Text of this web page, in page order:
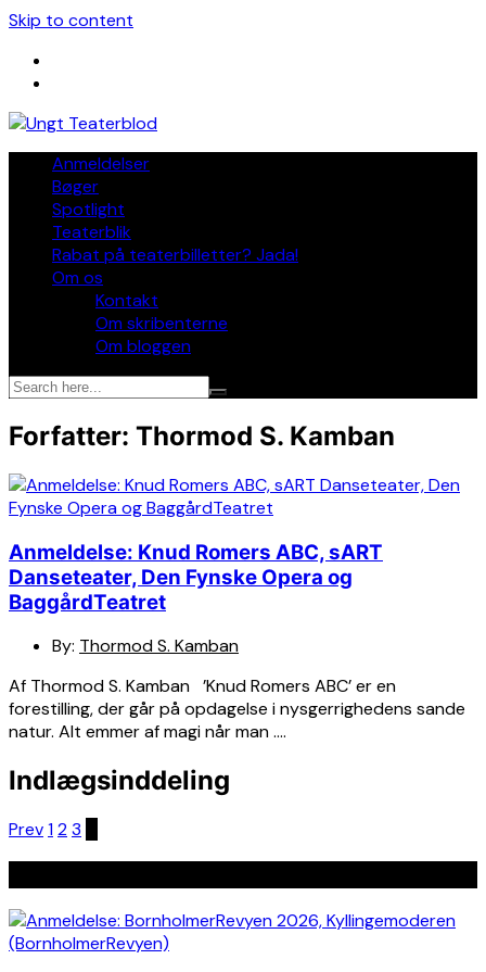
Skip to content
Anmeldelser
Bøger
Spotlight
Teaterblik
Rabat på teaterbilletter? Jada!
Om os
Kontakt
Om skribenterne
Om bloggen
Forfatter: Thormod S. Kamban
Anmeldelse: Knud Romers ABC, sART
Danseteater, Den Fynske Opera og
BaggårdTeatret
By: Thormod S. Kamban
Af Thormod S. Kamban ’Knud Romers ABC’ er en
forestilling, der går på opdagelse i nysgerrighedens sande
natur. Alt emmer af magi når man ….
Indlægsinddeling
Prev123